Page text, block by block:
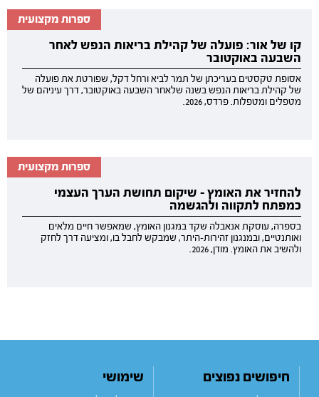
ספרות מקצועית
קו של אור: פועלה של קהילת בריאות הנפש לאחר
השבעה באוקטובר
אסופת טקסטים בעריכתן של תמר לביא ורחל דקל, שפורטת את פועלה
של קהילת בריאות הנפש בשנה שלאחר השבעה באוקטובר, דרך עיניהם של
מטפלים ומטפלות. פרדס, 2026.
ספרות מקצועית
להחזיר את האומץ - שיקום תחושת הערך העצמי
כמפתח לתקווה ולהגשמה
בספרה, עוסקת אנאבלה שקד במגנון האומץ, שמאפשר חיים מלאים
ואותנטיים, ובמנגנון זהירות-היתר, שמבקש לחבל בו, ומציעה דרך לחזק
ולהשיב את האומץ. מודן, 2026.
חיפושים נפוצים
שימושי